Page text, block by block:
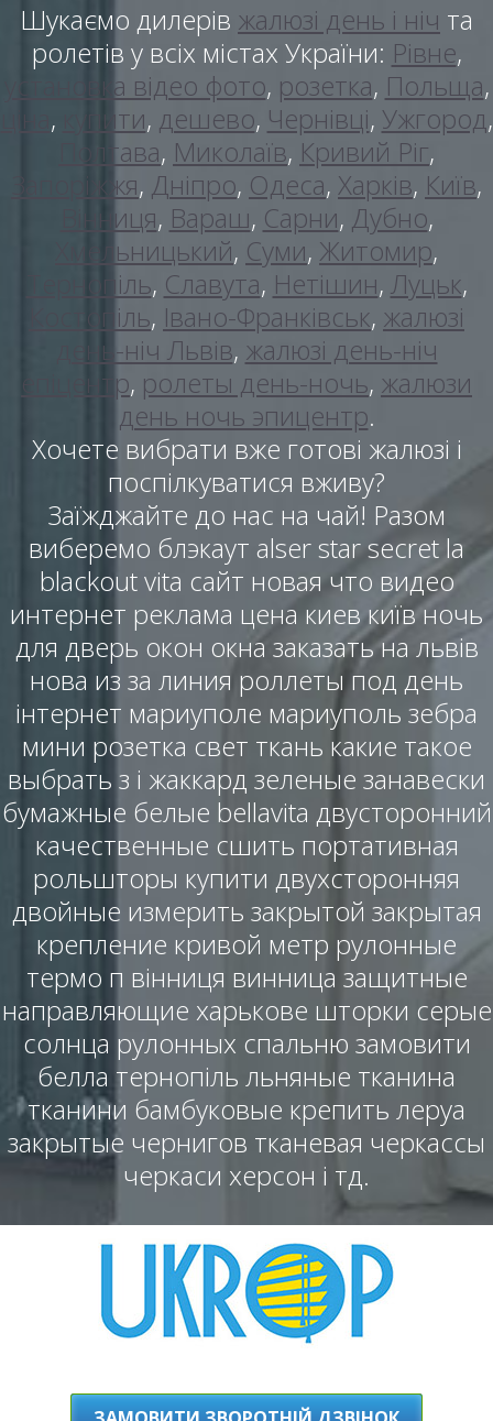
Шукаємо дилерів жалюзі день і ніч та
ролетів у всіх містах України: Рівне,
установка відео фото, розетка, Польща,
, купити, дешево, Чернівці, Ужгород,
Полтава, Миколаїв, Кривий Ріг,
Запоріжжя, Дніпро, Одеса, Харків, Київ,
Вінниця, Вараш, Сарни, Дубно,
Хмельницький, Суми, Житомир,
Тернопіль, Славута, Нетішин, Луцьк,
Костопіль, Івано-Франківськ, жалюзі
день-ніч Львів, жалюзі день-ніч
епіцентр, ролеты день-ночь, жалюзи
день ночь эпицентр.
Хочете вибрати вже готові жалюзі і
поспілкуватися вживу?
Заїжджайте до нас на чай! Разом
виберемо блэкаут alser star secret la
blackout vita сайт новая что видео
интернет реклама цена киев київ ночь
для дверь окон окна заказать на львів
нова из за линия роллеты под день
інтернет мариуполе мариуполь зебра
мини розетка свет ткань какие такое
выбрать з і жаккард зеленые занавески
бумажные белые bellavita двусторонний
качественные сшить портативная
рольшторы купити двухсторонняя
двойные измерить закрытой закрытая
крепление кривой метр рулонные
термо п вінниця винница защитные
направляющие харькове шторки серые
солнца рулонных спальню замовити
белла тернопіль льняные тканина
тканини бамбуковые крепить леруа
закрытые чернигов тканевая черкассы
черкаси херсон і тд.